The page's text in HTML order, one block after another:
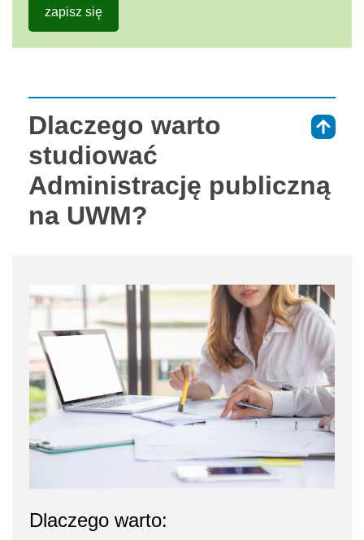
zapisz się
Dlaczego warto
studiować
Administrację publiczną
na UWM?
Dlaczego warto: